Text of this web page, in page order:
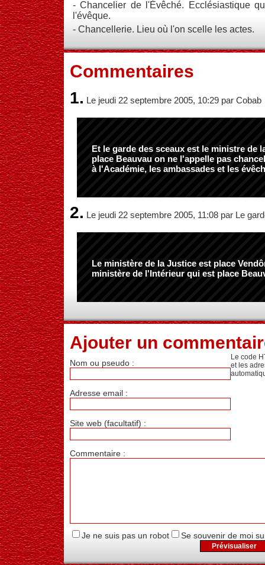
- Chancelier de l'Évêché. Ecclésiastique
l'évêque.
- Chancellerie. Lieu où l'on scelle les actes.
Commentaires
1. Le jeudi 22 septembre 2005, 10:29 par Cobab
Et le garde des sceaux est le ministre de
place Beauvau on ne l'appelle pas
à l'Académie, les ambassades et les
2. Le jeudi 22 septembre 2005, 11:08 par Le
Le ministère de la Justice est place
ministère de l'Intérieur qui est place
Ajouter un
Nom ou pseudo :
Adresse email :
Site web (facultatif) :
Commentaire :
Le code
et les
Je ne suis pas un robot Se souvenir de moi